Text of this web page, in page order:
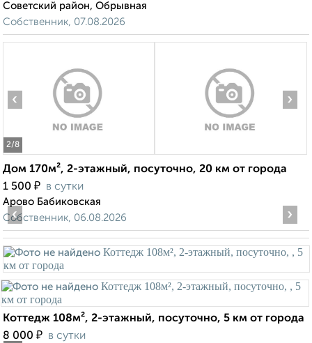
Советский район, Обрывная
Собственник, 07.08.2026
2/8
‹ ›
Дом 170м², 2-этажный, посуточно, 20 км от города
1 500 ₽ в сутки
Арово Бабиковская
Собственник, 06.08.2026
‹ ›
Коттедж 108м², 2-этажный, посуточно, 5 км от города
8 000 ₽ в сутки